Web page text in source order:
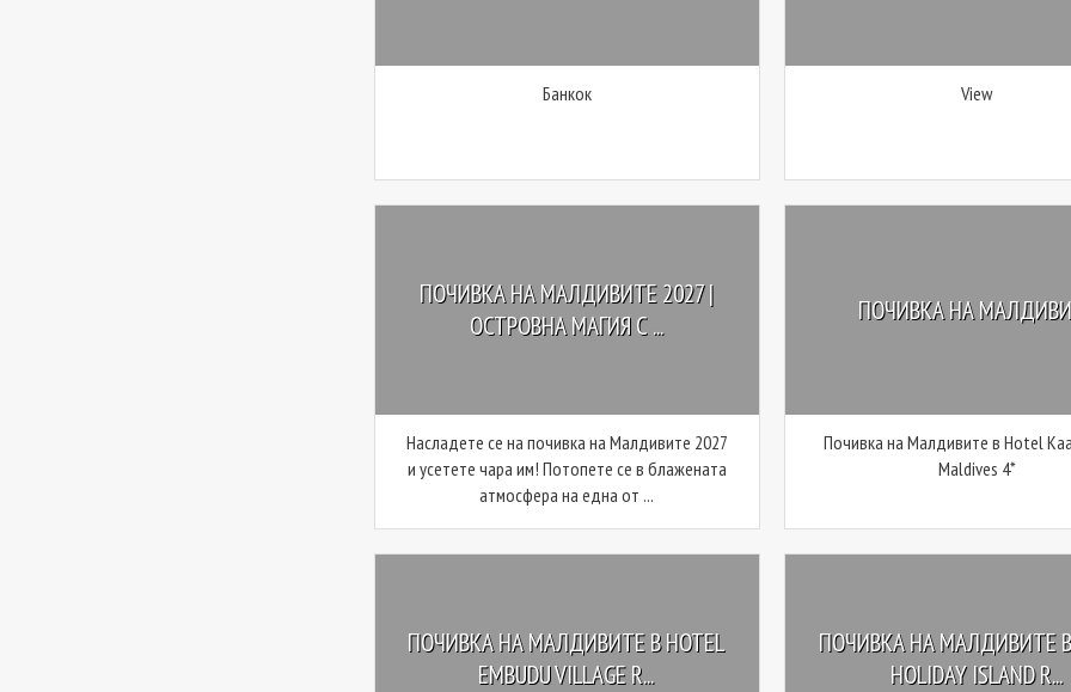
Банкок View
ПОЧИВКА НА МАЛДИВИТЕ 2027 |
ОСТРОВНА МАГИЯ С ...
Насладете се на почивка на Малдивите 2027
и усетете чара им! Потопете се в блажената
атмосфера на една от ...
ПОЧИВКА НА
Почивка на Малдивите в Hotel
Maldives 4*
ПОЧИВКА НА МАЛДИВИТЕ В HOTEL
EMBUDU VILLAGE R...
ПОЧИВКА НА МАЛДИВИТЕ В
HOLIDAY ISLAND R...